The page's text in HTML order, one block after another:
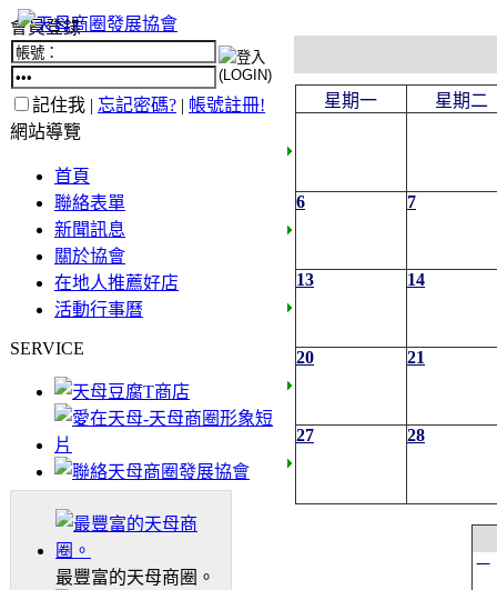
會員登錄
記住我 | 忘記密碼? | 帳號註冊!
網站導覽
首頁
聯絡表單
新聞訊息
關於協會
在地人推薦好店
活動行事曆
SERVICE
最豐富的天母商圈。
星期一 星期二
6 7
13 14
20 21
27 28
一